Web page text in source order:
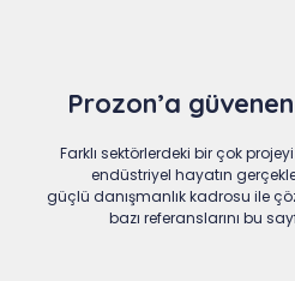
Prozon’a
Farklı sektörlerdeki bir çok
endüstriyel hayatın
güçlü danışmanlık kadrosu ile
bazı referanslarını bu